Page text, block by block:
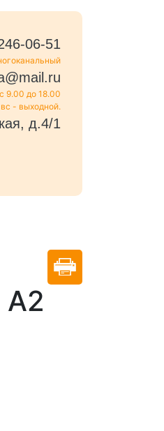
06-51
9.00 до 18.00
- выходной.
д.4/1
А2